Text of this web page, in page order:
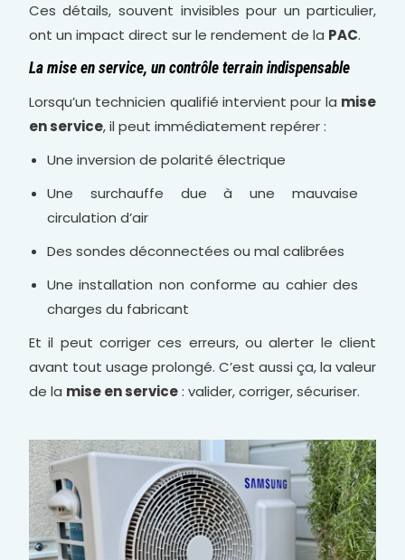
Ces détails, souvent invisibles pour un particulier,
ont un impact direct sur le rendement de la PAC.
La mise en service, un contrôle terrain indispensable
Lorsqu’un technicien qualifié intervient pour la mise
en service, il peut immédiatement repérer :
Une inversion de polarité électrique
Une surchauffe due à une mauvaise
circulation d’air
Des sondes déconnectées ou mal calibrées
Une installation non conforme au cahier des
charges du fabricant
Et il peut corriger ces erreurs, ou alerter le client
avant tout usage prolongé. C’est aussi ça, la valeur
de la mise en service: valider, corriger, sécuriser.